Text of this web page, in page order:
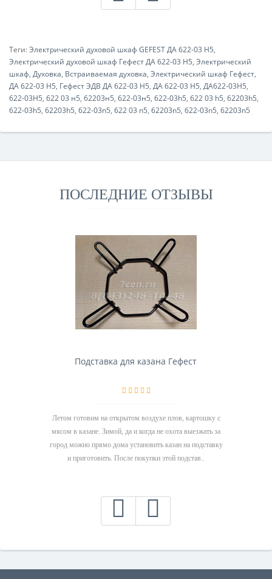
Теги:Электрический духовой шкаф GEFEST ДА 622-03 Н5,
Электрический духовой шкаф Гефест ДА 622-03 Н5, Электрический
шкаф, Духовка, Встраиваемая духовка, Электрический шкаф Гефест,
ДА 622-03 Н5, Гефест ЭДВ ДА 622-03 Н5, ДА 622-03 Н5, ДА622-03Н5,
622-03Н5, 622 03 н5, 62203н5, 622-03н5, 622-03h5, 622 03 h5, 62203h5,
622-03h5, 62203h5, 622-03n5, 622 03 n5, 62203n5, 622-03n5, 62203n5
ПОСЛЕДНИЕ ОТЗЫВЫ
Подставка для казана Гефест
Летом готовим на открытом воздухе плов, картошку с
мясом в казане. Зимой, да и когда не охота выезжать за
город можно прямо дома установить казан на подставку
и приготовить. После покупки этой подстав..